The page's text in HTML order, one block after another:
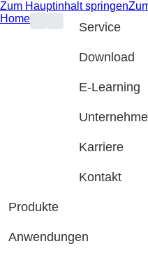
Zum Hauptinhalt springen
Home
Service
Download
E-Learning
Karriere
Kontakt
Produkte
Anwendungen